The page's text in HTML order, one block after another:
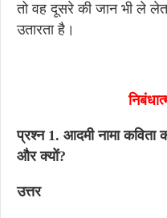
तो वह दूसरे की जान भी ले
उतारता है।
प्रश्न 1. आदमी नामा
और क्यों?
उत्तर